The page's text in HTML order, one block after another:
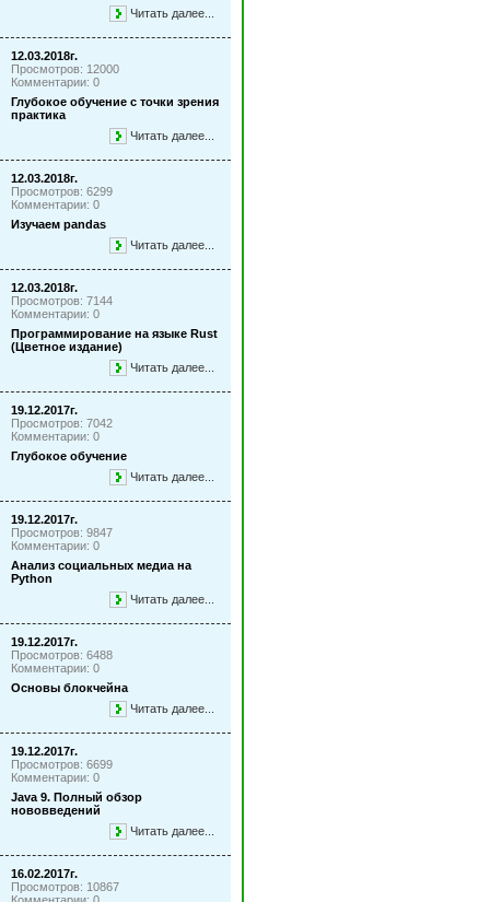
Читать далее...
12.03.2018г.
Просмотров: 12000
Комментарии: 0
Глубокое обучение с точки зрения
практика
Читать далее...
12.03.2018г.
Просмотров: 6299
Комментарии: 0
Изучаем pandas
Читать далее...
12.03.2018г.
Просмотров: 7144
Комментарии: 0
Программирование на языке Rust
(Цветное издание)
Читать далее...
19.12.2017г.
Просмотров: 7042
Комментарии: 0
Глубокое обучение
Читать далее...
19.12.2017г.
Просмотров: 9847
Комментарии: 0
Анализ социальных медиа на
Python
Читать далее...
19.12.2017г.
Просмотров: 6488
Комментарии: 0
Основы блокчейна
Читать далее...
19.12.2017г.
Просмотров: 6699
Комментарии: 0
Java 9. Полный обзор
нововведений
Читать далее...
16.02.2017г.
Просмотров: 10867